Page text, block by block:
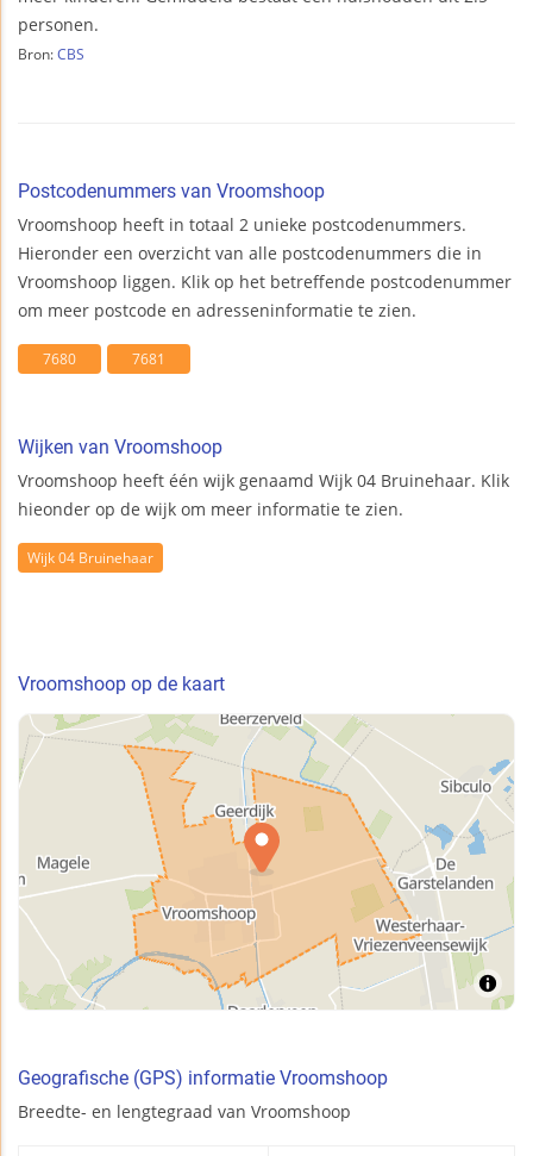
personen.
Bron: CBS
Postcodenummers van Vroomshoop
Vroomshoop heeft in totaal 2 unieke postcodenummers.
Hieronder een overzicht van alle postcodenummers die in
Vroomshoop liggen. Klik op het betreffende postcodenummer
om meer postcode en adresseninformatie te zien.
7680 7681
Wijken van Vroomshoop
Vroomshoop heeft één wijk genaamd Wijk 04 Bruinehaar. Klik
hieonder op de wijk om meer informatie te zien.
Wijk 04 Bruinehaar
Vroomshoop op de kaart
Geografische (GPS) informatie Vroomshoop
Breedte- en lengtegraad van Vroomshoop